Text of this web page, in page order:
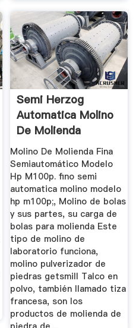
Semi Herzog
Automatica Molino
De Molienda
Molino De Molienda Fina
Semiautomático Modelo
Hp M100p. fino semi
automatica molino modelo
hp m100p;, Molino de bolas
y sus partes, su carga de
bolas para molienda Este
tipo de molino de
laboratorio funciona,
molino pulverizador de
piedras getsmill Talco en
polvo, también llamado tiza
francesa, son los
productos de molienda de